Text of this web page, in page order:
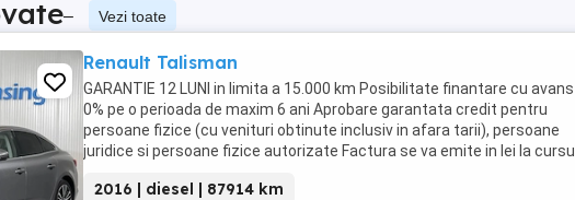
– Vezi toate
Renault Talisman
GARANTIE 12 LUNI in limita a 15.000 km Posibilitate finantare cu avans
0% pe o perioada de maxim 6 ani Aprobare garantata credit pentru
persoane fizice (cu venituri obtinute inclusiv in afara tarii), persoane
juridice si persoane fizice autorizate Factura se va emite in lei la cursul
2016 | diesel | 87914 km